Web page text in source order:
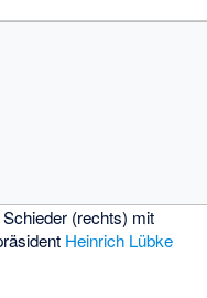
(rechts) mit
Heinrich Lübke